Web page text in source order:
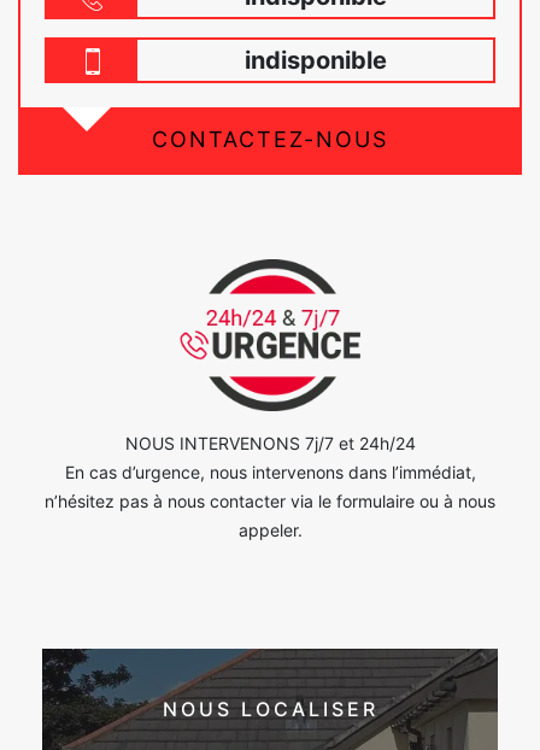
indisponible
CONTACTEZ-NOUS
NOUS INTERVENONS 7j/7 et 24h/24
En cas d’urgence, nous intervenons dans l’immédiat,
n’hésitez pas à nous contacter via le formulaire ou à nous
appeler.
NOUS LOCALISER